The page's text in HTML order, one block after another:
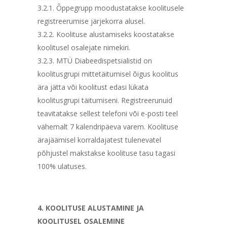
3.2.1. Õppegrupp moodustatakse koolitusele
registreerumise järjekorra alusel.
3.2.2. Koolituse alustamiseks koostatakse
koolitusel osalejate nimekiri.
3.2.3. MTÜ Diabeedispetsialistid on
koolitusgrupi mittetäitumisel õigus koolitus
ära jätta või koolitust edasi lükata
koolitusgrupi täitumiseni. Registreerunuid
teavitatakse sellest telefoni või e-posti teel
vähemalt 7 kalendripäeva varem. Koolituse
ärajäämisel korraldajatest tulenevatel
põhjustel makstakse koolituse tasu tagasi
100% ulatuses.
4. KOOLITUSE ALUSTAMINE JA
KOOLITUSEL OSALEMINE